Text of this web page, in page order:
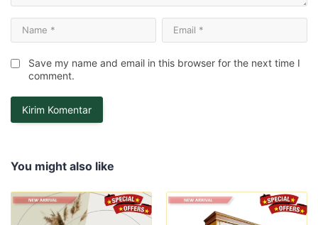
Save my name and email in this browser for the next time I
comment.
You might also like